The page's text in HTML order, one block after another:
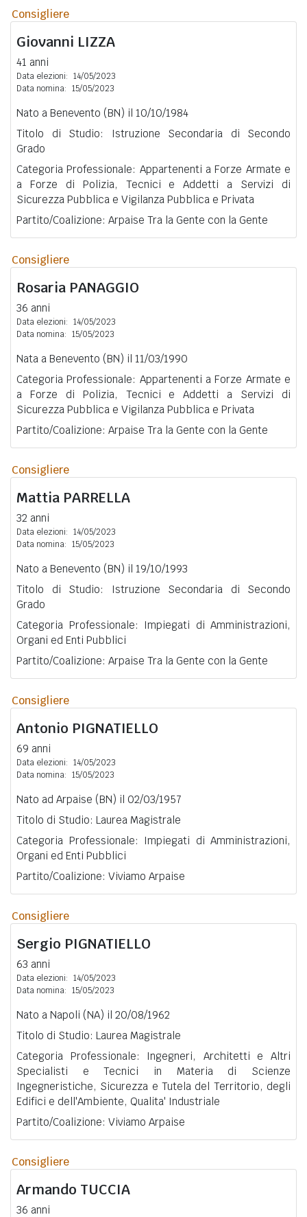
Consigliere
Giovanni LIZZA
41 anni
Data elezioni: 14/05/2023
Data nomina: 15/05/2023
Nato a Benevento (BN) il 10/10/1984
Titolo di Studio: Istruzione Secondaria di Secondo
Grado
Categoria Professionale: Appartenenti a Forze Armate e
a Forze di Polizia, Tecnici e Addetti a Servizi di
Sicurezza Pubblica e Vigilanza Pubblica e Privata
Partito/Coalizione: Arpaise Tra la Gente con la Gente
Consigliere
Rosaria PANAGGIO
36 anni
Data elezioni: 14/05/2023
Data nomina: 15/05/2023
Nata a Benevento (BN) il 11/03/1990
Categoria Professionale: Appartenenti a Forze Armate e
a Forze di Polizia, Tecnici e Addetti a Servizi di
Sicurezza Pubblica e Vigilanza Pubblica e Privata
Partito/Coalizione: Arpaise Tra la Gente con la Gente
Consigliere
Mattia PARRELLA
32 anni
Data elezioni: 14/05/2023
Data nomina: 15/05/2023
Nato a Benevento (BN) il 19/10/1993
Titolo di Studio: Istruzione Secondaria di Secondo
Grado
Categoria Professionale: Impiegati di Amministrazioni,
Organi ed Enti Pubblici
Partito/Coalizione: Arpaise Tra la Gente con la Gente
Consigliere
Antonio PIGNATIELLO
69 anni
Data elezioni: 14/05/2023
Data nomina: 15/05/2023
Nato ad Arpaise (BN) il 02/03/1957
Titolo di Studio: Laurea Magistrale
Categoria Professionale: Impiegati di Amministrazioni,
Organi ed Enti Pubblici
Partito/Coalizione: Viviamo Arpaise
Consigliere
Sergio PIGNATIELLO
63 anni
Data elezioni: 14/05/2023
Data nomina: 15/05/2023
Nato a Napoli (NA) il 20/08/1962
Titolo di Studio: Laurea Magistrale
Categoria Professionale: Ingegneri, Architetti e Altri
Specialisti e Tecnici in Materia di Scienze
Ingegneristiche, Sicurezza e Tutela del Territorio, degli
Edifici e dell'Ambiente, Qualita' Industriale
Partito/Coalizione: Viviamo Arpaise
Consigliere
Armando TUCCIA
36 anni